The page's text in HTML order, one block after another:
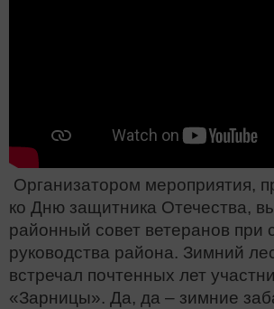
Организатором мероприятия,
ко Дню защитника Отечества,
районный совет ветеранов при
руководства района. Зимний
встречал почтенных лет
«Зарницы». Да, да – зимние